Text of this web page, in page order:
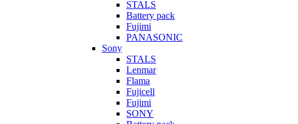
STALS
Battery pack
Fujimi
PANASONIC
Sony
STALS
Lenmar
Flama
Fujicell
Fujimi
SONY